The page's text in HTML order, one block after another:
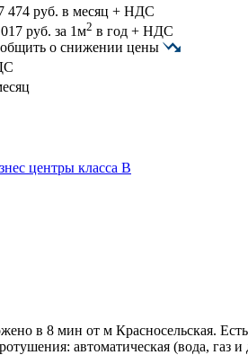
474 руб. в месяц + НДС
руб. за 1м2 в год + НДС
о снижении цены
центры класса B
в 8 мин от м Красносельская.
автоматическая (вода, газ и